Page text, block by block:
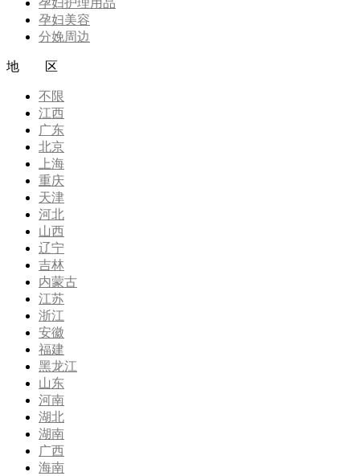
孕妇护理用品
孕妇美容
分娩周边
地 区
不限
江西
广东
北京
上海
重庆
天津
河北
山西
辽宁
吉林
内蒙古
江苏
浙江
安徽
福建
黑龙江
山东
河南
湖北
湖南
广西
海南